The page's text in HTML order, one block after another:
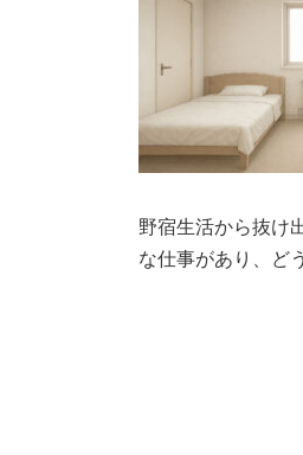
野宿生活から抜け
な仕事があり、ど